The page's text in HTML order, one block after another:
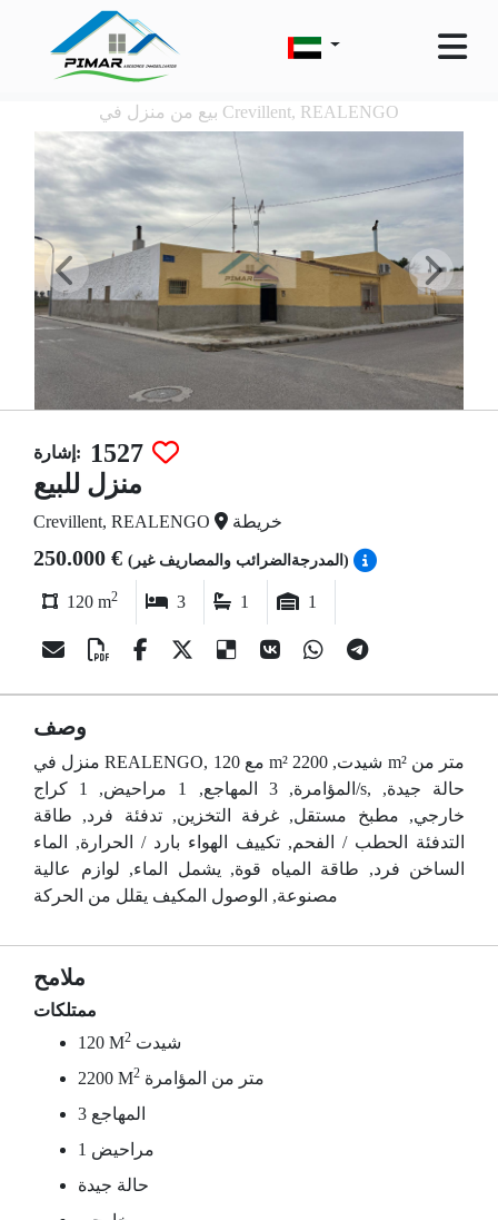
بيع من منزل في Crevillent, REALENGO
إشارة:
1527
منزل للبيع
Crevillent, REALENGO خريطة
250.000 € (المدرجةالضرائب والمصاريف غير)
120 m2 3 1 1
وصف
منزل في REALENGO, مع 120 m² شيدت, 2200 m² متر من
المؤامرة, 3 المهاجع, 1 مراحيض, 1 كراج/s, حالة جيدة,
خارجي, مطبخ مستقل, غرفة التخزين, تدفئة فرد, طاقة
التدفئة الحطب / الفحم, تكييف الهواء بارد / الحرارة, الماء
الساخن فرد, طاقة المياه قوة, يشمل الماء, لوازم عالية
مصنوعة, الوصول المكيف يقلل من الحركة
ملامح
ممتلكات
120 M2 شيدت
2200 M2 متر من المؤامرة
3 المهاجع
1 مراحيض
حالة جيدة